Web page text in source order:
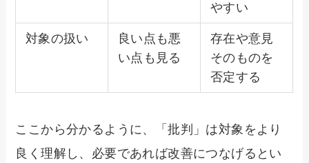
やすい
対象の扱い
良い点も悪
い点も見る
存在や意見
そのものを
否定する
ここから分かるように、「批判」は対象をより
良く理解し、必要であれば改善につなげるとい